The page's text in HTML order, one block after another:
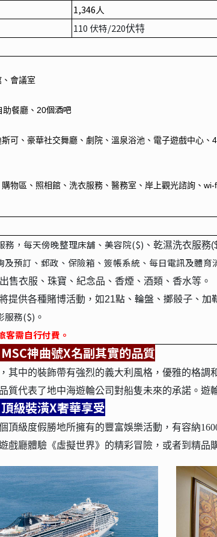
1,346人
110 伏特/220伏特
會議室
助餐廳、20個酒吧
可、豪華社交舞廳、劇院、溫泉浴池、電子遊戲中心、
物區、照相館、洗衣服務、醫務室、岸上觀光諮詢、wi-
務，每天傍晚整理床舖、美容院($) 、乾濕洗衣服務
及預訂、郵政、保險箱、簽帳系統、每日電訊及體育
出售衣服、珠寶、紀念品、香煙、酒類、香水等。
提供各種賭博活動，如21點、輪盤、擲骰子、加
服務($) 。
客需自行付費。
MSC神曲號X名副其實的品質
其中的裝飾帶有強烈的義大利風格，優雅的格
質代表了地中海遊輪公司對船隻未來的承諾。
頂級裝潢X奢華享受
頂級度假勝地所擁有的豐富娛樂活動，有容納
戲廳體驗《虛擬世界》的精彩冒險，或者到精品